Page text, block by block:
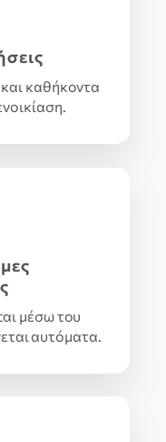
καθήκοντα
μέσω του
αυτόματα.